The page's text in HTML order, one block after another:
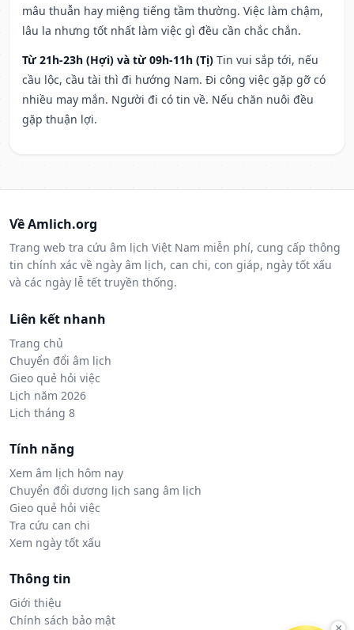
mâu thuẫn hay miệng tiếng tầm thường. Việc làm chậm,
lâu la nhưng tốt nhất làm việc gì đều cần chắc chắn.
Từ 21h-23h (Hợi) và từ 09h-11h (Tị) Tin vui sắp tới, nếu
cầu lộc, cầu tài thì đi hướng Nam. Đi công việc gặp gỡ có
nhiều may mắn. Người đi có tin về. Nếu chăn nuôi đều
gặp thuận lợi.
Về Amlich.org
Trang web tra cứu âm lịch Việt Nam miễn phí, cung cấp thông
tin chính xác về ngày âm lịch, can chi, con giáp, ngày tốt xấu
và các ngày lễ tết truyền thống.
Liên kết nhanh
Trang chủ
Chuyển đổi âm lịch
Gieo quẻ hỏi việc
Lịch năm 2026
Lịch tháng 8
Tính năng
Xem âm lịch hôm nay
Chuyển đổi dương lịch sang âm lịch
Gieo quẻ hỏi việc
Tra cứu can chi
Xem ngày tốt xấu
Thông tin
Giới thiệu
Chính sách bảo mật